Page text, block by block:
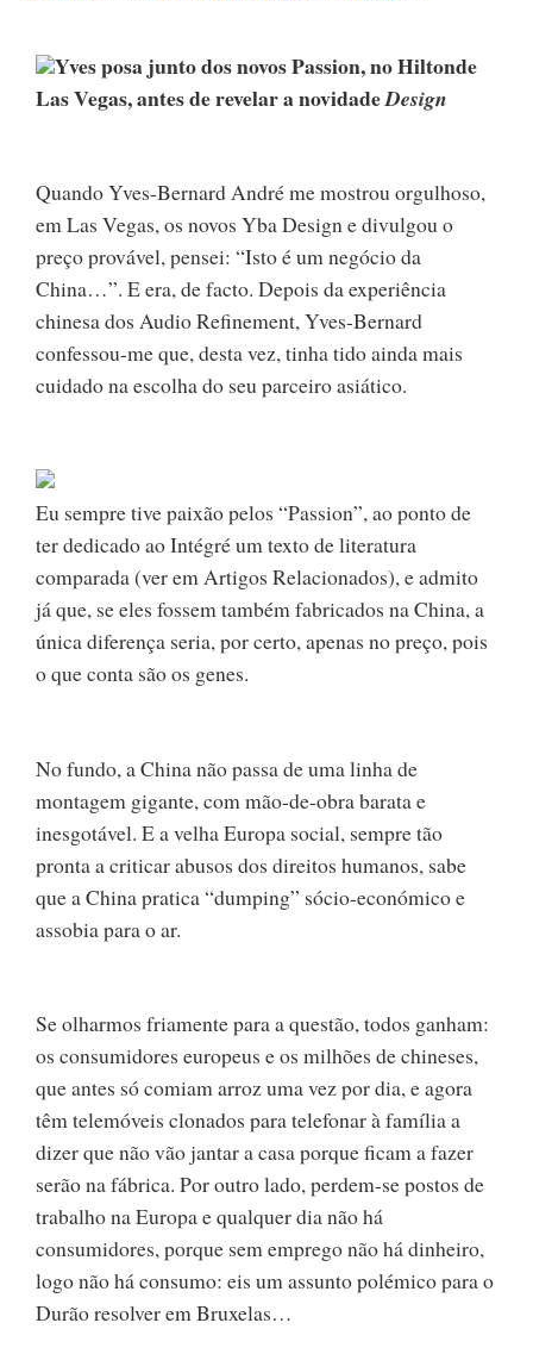
Yves posa junto dos novos Passion, no Hiltonde
Las Vegas, antes de revelar a novidadeDesign
Quando Yves-Bernard André me mostrou orgulhoso,
em Las Vegas, os novos Yba Design e divulgou o
preço provável, pensei: “Isto é um negócio da
China…”. E era, de facto. Depois da experiência
chinesa dos Audio Refinement, Yves-Bernard
confessou-me que, desta vez, tinha tido ainda mais
cuidado na escolha do seu parceiro asiático.
Eu sempre tive paixão pelos “Passion”, ao ponto de
ter dedicado ao Intégré um texto de literatura
comparada (ver em Artigos Relacionados), e admito
já que, se eles fossem também fabricados na China, a
única diferença seria, por certo, apenas no preço, pois
o que conta são os genes.
No fundo, a China não passa de uma linha de
montagem gigante, com mão-de-obra barata e
inesgotável. E a velha Europa social, sempre tão
pronta a criticar abusos dos direitos humanos, sabe
que a China pratica “dumping” sócio-económico e
assobia para o ar.
Se olharmos friamente para a questão, todos ganham:
os consumidores europeus e os milhões de chineses,
que antes só comiam arroz uma vez por dia, e agora
têm telemóveis clonados para telefonar à família a
dizer que não vão jantar a casa porque ficam a fazer
serão na fábrica. Por outro lado, perdem-se postos de
trabalho na Europa e qualquer dia não há
consumidores, porque sem emprego não há dinheiro,
logo não há consumo: eis um assunto polémico para o
Durão resolver em Bruxelas…